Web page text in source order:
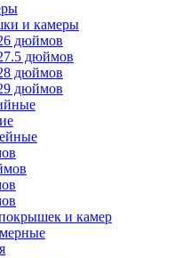
и камеры
дюймов
дюймов
дюймов
дюймов
и камер